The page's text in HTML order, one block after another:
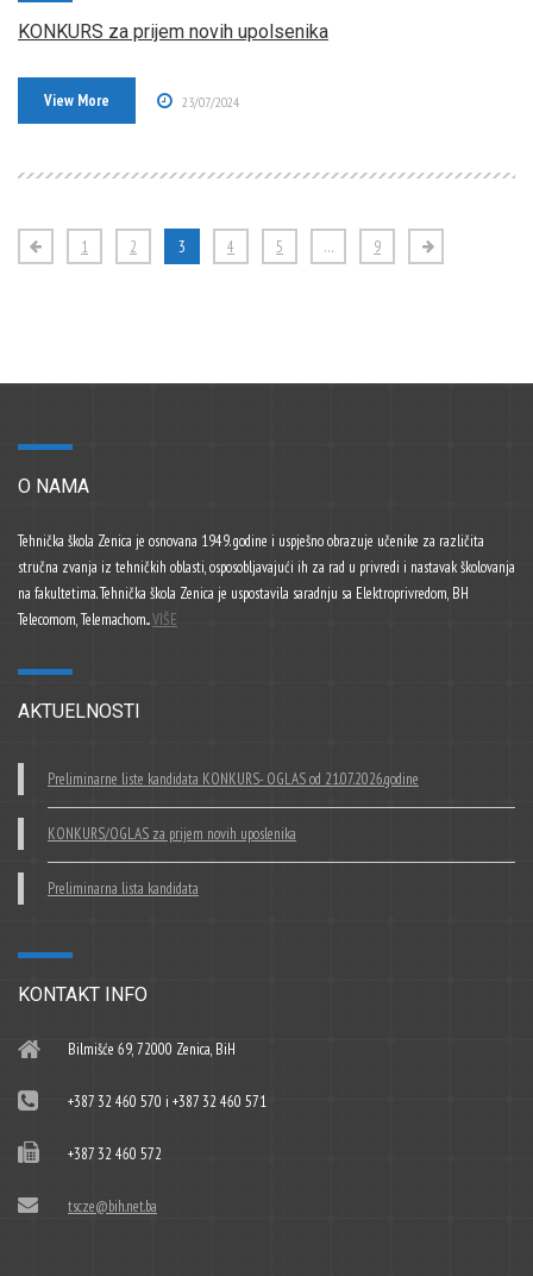
KONKURS za prijem novih upolsenika
View More 23/07/2024
1 2 3 4 5 … 9
O NAMA
Tehnička škola Zenica je osnovana 1949. godine i uspješno obrazuje učenike za različita
stručna zvanja iz tehničkih oblasti, osposobljavajući ih za rad u privredi i nastavak školovanja
na fakultetima. Tehnička škola Zenica je uspostavila saradnju sa Elektroprivredom, BH
Telecomom, Telemachom...VIŠE
AKTUELNOSTI
Preliminarne liste kandidata KONKURS- OGLAS od 21.07.2026.godine
KONKURS/OGLAS za prijem novih uposlenika
Preliminarna lista kandidata
KONTAKT INFO
Bilmišće 69, 72000 Zenica, BiH
+387 32 460 570 i +387 32 460 571
+387 32 460 572
tscze@bih.net.ba